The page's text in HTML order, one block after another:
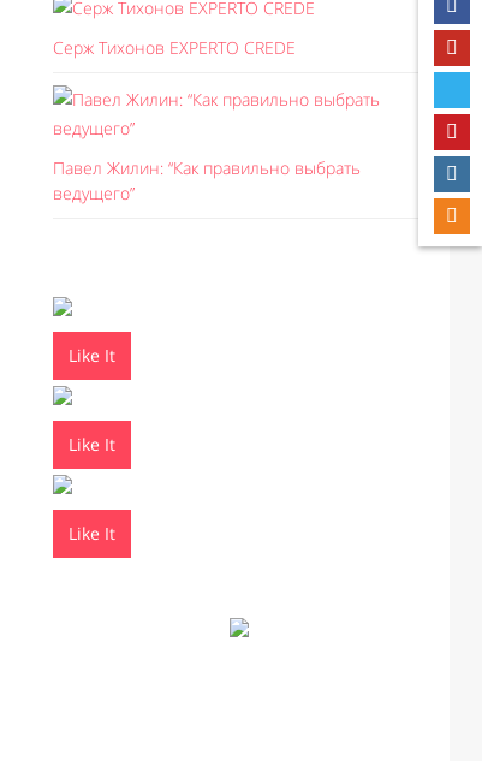
Серж Тихонов EXPERTO CREDE
Павел Жилин: “Как правильно выбрать
ведущего”
Like It
Like It
Like It